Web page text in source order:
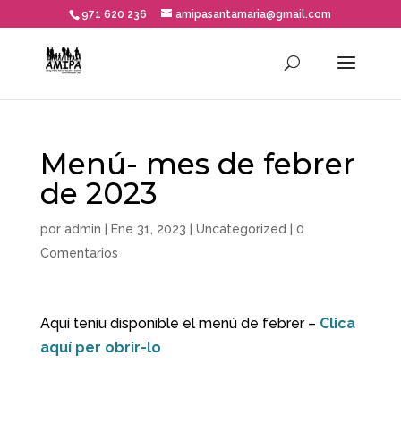
971 620 236 amipasantamaria@gmail.com
Menú- mes de febrer
de 2023
por admin Ene 31, 2023 Uncategorized
0
Comentarios
Aquí teniu disponible el menú de febrer – Clica
aquí per obrir-lo